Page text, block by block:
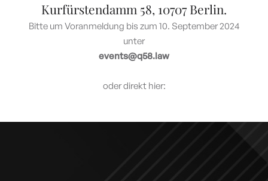
Kurfürstendamm 58, 10707 Berlin.
Bitte um Voranmeldung bis zum 10. September 2024
unter
events@q58.law
oder direkt hier: